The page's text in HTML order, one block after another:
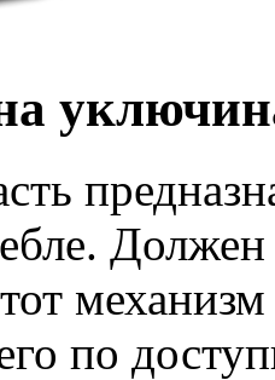
по